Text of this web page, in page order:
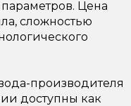
Цена
сложностью
производителя
доступны как